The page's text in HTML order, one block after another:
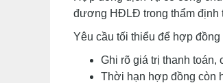
đương HĐLĐ trong thẩm định
Yêu cầu tối thiểu để hợp
Ghi rõ giá trị thanh toán,
Thời hạn hợp đồng còn